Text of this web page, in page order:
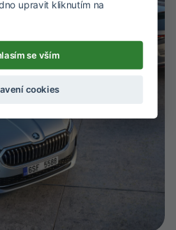
upravit kliknutím na
se vším
cookies